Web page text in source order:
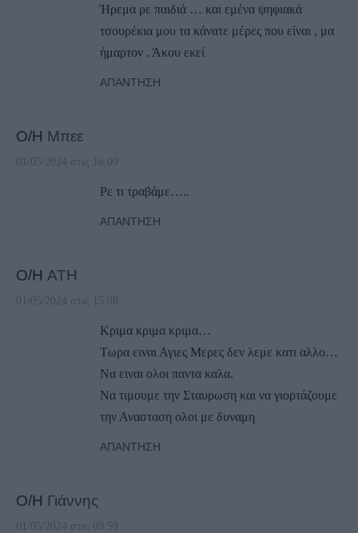
Ήρεμα ρε παιδιά … και εμένα ψηφιακά
τσουρέκια μου τα κάνατε μέρες που είναι , μα
ήμαρτον . Άκου εκεί
ΑΠΆΝΤΗΣΗ
Ο/Η Μπεε
01/05/2024 στις 16:09
Ρε τι τραβάμε…..
ΑΠΆΝΤΗΣΗ
Ο/Η ATH
01/05/2024 στις 15:08
Κριμα κριμα κριμα…
Τωρα ειναι Αγιες Μερες δεν λεμε κατι αλλο…
Να ειναι ολοι παντα καλα.
Να τιμουμε την Σταυρωση και να γιορτάζουμε
την Ανασταση ολοι με δυναμη
ΑΠΆΝΤΗΣΗ
Ο/Η Γιάννης
01/05/2024 στις 09:59